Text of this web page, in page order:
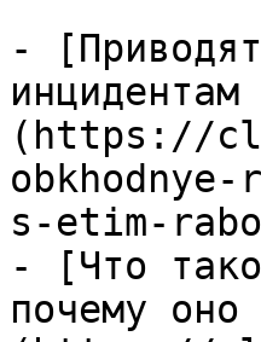
-
(https://
s-etim-
- [Что
почему оно